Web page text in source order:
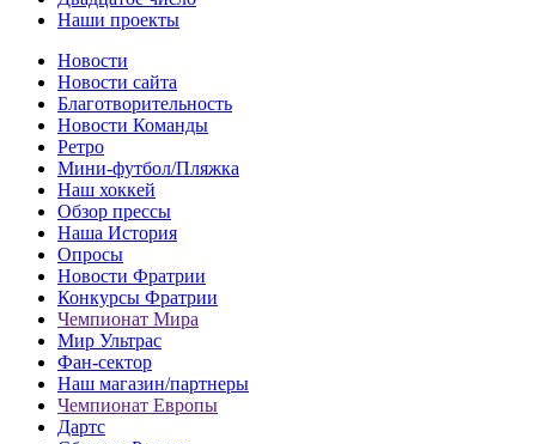
Наши проекты
Новости
Новости сайта
Благотворительность
Новости Команды
Ретро
Мини-футбол/Пляжка
Наш хоккей
Обзор прессы
Наша История
Опросы
Новости Фратрии
Конкурсы Фратрии
Чемпионат Мира
Мир Ультрас
Фан-cектор
Наш магазин/партнеры
Чемпионат Европы
Дартс